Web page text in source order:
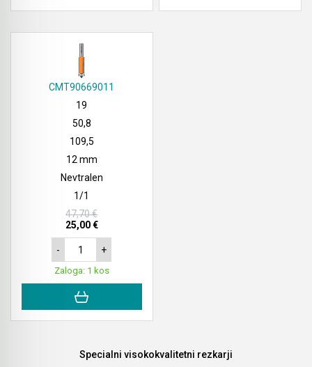
CMT90669011
19
50,8
109,5
12 mm
Nevtralen
1/1
47,70 €
25,00 €
- +
Zaloga: 1 kos
Specialni visokokvalitetni rezkarji
Akumulatorska mikrovalovna pečica
Akumulatorski čistilniki